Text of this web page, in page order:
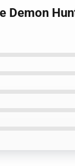
Demon